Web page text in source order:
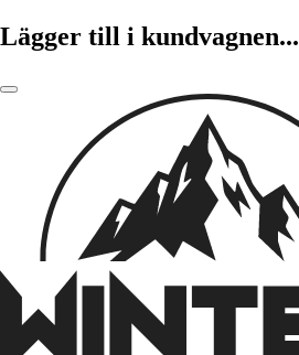
Lägger till i kundvagnen...